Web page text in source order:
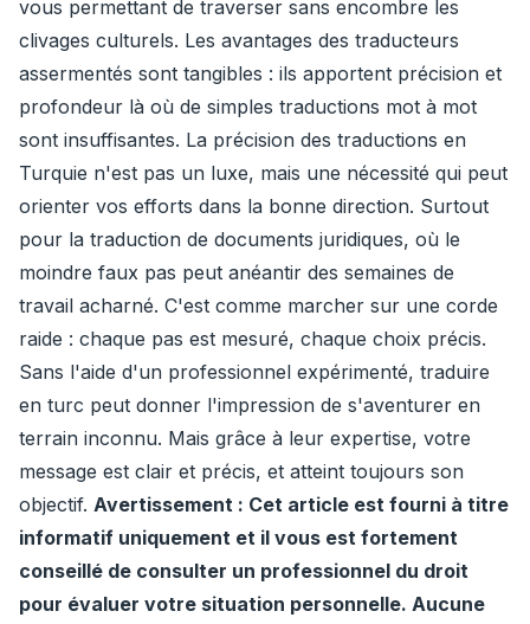
vous permettant de traverser sans encombre les
clivages culturels. Les avantages des traducteurs
assermentés sont tangibles : ils apportent précision et
profondeur là où de simples traductions mot à mot
sont insuffisantes. La précision des traductions en
Turquie n'est pas un luxe, mais une nécessité qui peut
orienter vos efforts dans la bonne direction. Surtout
pour la traduction de documents juridiques, où le
moindre faux pas peut anéantir des semaines de
travail acharné. C'est comme marcher sur une corde
raide : chaque pas est mesuré, chaque choix précis.
Sans l'aide d'un professionnel expérimenté, traduire
en turc peut donner l'impression de s'aventurer en
terrain inconnu. Mais grâce à leur expertise, votre
message est clair et précis, et atteint toujours son
objectif. Avertissement : Cet article est fourni à titre
informatif uniquement et il vous est fortement
conseillé de consulter un professionnel du droit
pour évaluer votre situation personnelle. Aucune